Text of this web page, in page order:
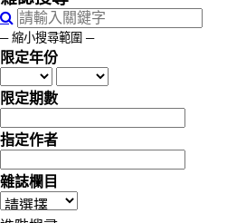
─ 縮小搜尋範圍 ─
限定年份
限定期數
指定作者
雜誌欄目